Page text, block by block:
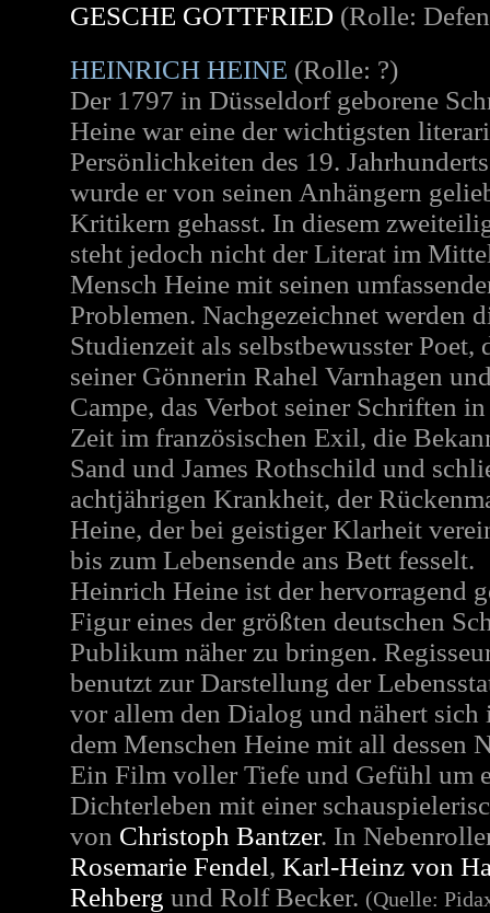
GESCHE GOTTFRIED (Rolle:
HEINRICH HEINE (Rolle: ?)
Der 1797 in Düsseldorf geborene
Heine war eine der wichtigsten
Persönlichkeiten des 19.
wurde er von seinen Anhängern
Kritikern gehasst. In diesem
steht jedoch nicht der Literat im
Mensch Heine mit seinen
Problemen. Nachgezeichnet werden
Studienzeit als selbstbewusster Poet,
seiner Gönnerin Rahel Varnhagen
Campe, das Verbot seiner Schriften
Zeit im französischen Exil, die
Sand und James Rothschild und
achtjährigen Krankheit, der
Heine, der bei geistiger Klarheit
bis zum Lebensende ans Bett fesselt.
Heinrich Heine ist der hervorragend
Figur eines der größten deutschen
Publikum näher zu bringen.
benutzt zur Darstellung der
vor allem den Dialog und nähert sich
dem Menschen Heine mit all dessen
Ein Film voller Tiefe und Gefühl um
Dichterleben mit einer
von Christoph Bantzer. In
Rosemarie Fendel, Karl-Heinz von
Rehberg und Rolf Becker. (Quelle: